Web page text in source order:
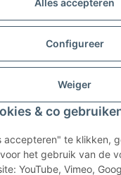
Alles accepteren
Configureer
Weiger
& co
accepteren" te klikken,
het gebruik van de
YouTube, Vimeo,
over verzending en